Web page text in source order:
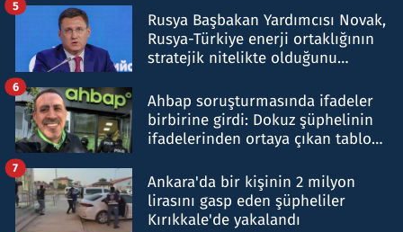
Rusya Başbakan Yardımcısı Novak,
Rusya-Türkiye enerji ortaklığının
stratejik nitelikte olduğunu
5
Ahbap soruşturmasında ifadeler
birbirine girdi: Dokuz şüphelinin
ifadelerinden ortaya çıkan tablo
6
Ankara'da bir kişinin 2 milyon
lirasını gasp eden şüpheliler
Kırıkkale'de yakalandı
7